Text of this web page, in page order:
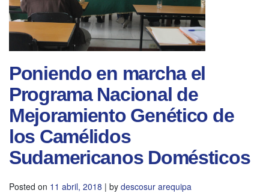
Poniendo en marcha el
Programa Nacional de
Mejoramiento Genético de
los Camélidos
Sudamericanos Domésticos
Posted on 11 abril, 2018 | by descosur arequipa